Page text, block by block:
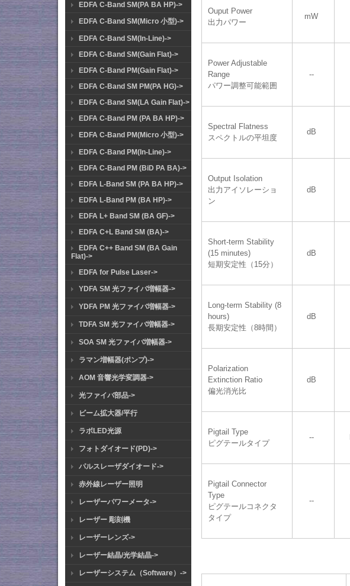
EDFA C-Band SM(PA BA HP)->
EDFA C-Band SM(Micro 小型)->
EDFA C-Band SM(In-Line)->
EDFA C-Band SM(Gain Flat)->
EDFA C-Band PM(Gain Flat)->
EDFA C-Band SM PM(PA HG)->
EDFA C-Band SM(LA Gain Flat)->
EDFA C-Band PM (PA BA HP)->
EDFA C-Band PM(Micro 小型)->
EDFA C-Band PM(In-Line)->
EDFA C-Band PM (BiD PA BA)->
EDFA L-Band SM (PA BA HP)->
EDFA L-Band PM (BA HP)->
EDFA L+ Band SM (BA GF)->
EDFA C+L Band SM (BA)->
EDFA C++ Band SM (BA Gain
Flat)->
EDFA for Pulse Laser->
YDFA SM 光ファイバ増幅器->
YDFA PM 光ファイバ増幅器->
TDFA SM 光ファイバ増幅器->
SOA SM 光ファイバ増幅器->
ラマン増幅器(ポンプ)->
AOM 音響光学変調器->
光ファイバ部品->
ビーム拡大器/平行
ラボLED光源
フォトダイオード(PD)->
パルスレーザダイオード->
赤外線レーザー照明
レーザーパワーメータ->
レーザー 彫刻機
レーザーレンズ->
レーザー結晶/光学結晶->
レーザーシステム（Software）->
Ouput Power
出力パワー
mW
Power Adjustable
Range
パワー調整可能範囲
--
Spectral Flatness
スペクトルの平坦度
dB
Output Isolation
出力アイソレーショ
ン
dB
Short-term Stability
(15 minutes)
短期安定性（15分）
dB
Long-term Stability (8
hours)
長期安定性（8時間）
dB
Polarization
Extinction Ratio
偏光消光比
dB
Pigtail Type
ピグテールタイプ
--
Pigtail Connector
Type
ピグテールコネクタ
タイプ
--